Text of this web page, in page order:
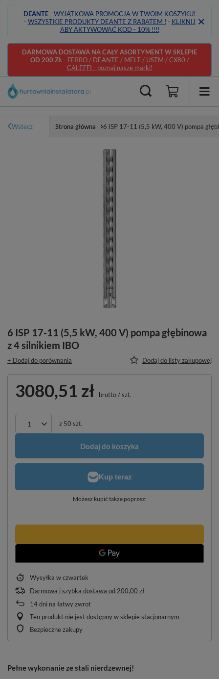
DEANTE- WYJĄTKOWA PROMOCJA W TWOIM KOSZYKU!
- WSZYSTKIE PRODUKTY DEANTE Z RABATEM ! - KLIKNIJ
ABY AKTYWOWAĆ KOD - 10% !!!!
DARMOWA DOSTAWA NA CAŁY ASORTYMENT W SKLEPIE
OD 200 ZŁ- FERRO / DEANTE / MELT / USTM / CX80 /
CALEFFI - poznaj nasze marki!
Wstecz Strona główna 6 ISP 17-11 (5,5 kW, 400 V) pompa
6 ISP 17-11 (5,5 kW, 400 V) pompa głębinowa
z 4 silnikiem IBO
+ Dodaj do porównania Dodaj do listy zakupowej
3080,51 zł brutto/szt.
z 50 szt.
Dodaj do koszyka
Możesz kupić także poprzez:
Wysyłka w czwartek
Darmowa i szybka dostawa od 200,00 zł
14dni na łatwy zwrot
Ten produkt nie jest dostępny w sklepie stacjonarnym
Bezpieczne zakupy
Pełne wykonanie ze stali nierdzewnej!